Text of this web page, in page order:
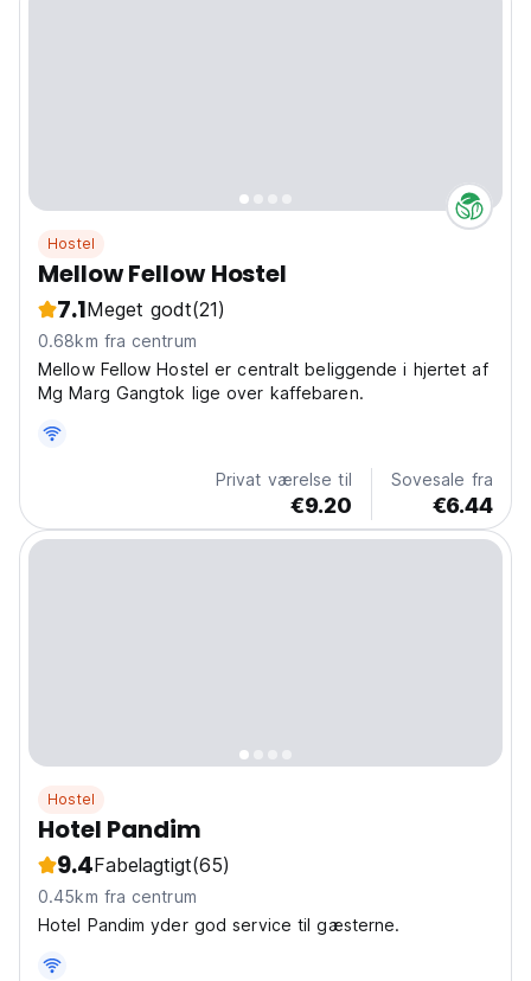
Hostel
Mellow Fellow Hostel
7.1Meget godt(21)
0.68km fra centrum
Mellow Fellow Hostel er centralt beliggende i hjertet af
Mg Marg Gangtok lige over kaffebaren.
Privat værelse til
€9.20
Sovesale fra
€6.44
Hostel
Hotel Pandim
9.4Fabelagtigt(65)
0.45km fra centrum
Hotel Pandim yder god service til gæsterne.